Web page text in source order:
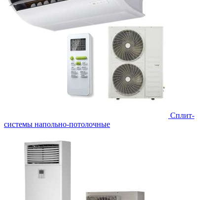
Сплит-
системы напольно-потолочные